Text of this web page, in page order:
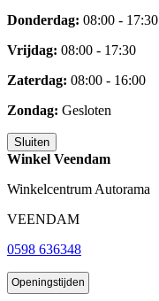
Donderdag: 08:00 - 17:30
Vrijdag: 08:00 - 17:30
Zaterdag: 08:00 - 16:00
Zondag: Gesloten
Sluiten
Winkel Veendam
Winkelcentrum Autorama
VEENDAM
0598 636348
Openingstijden